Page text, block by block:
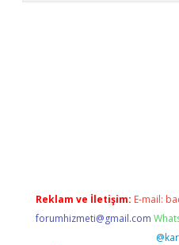
Reklam ve İletişim: E-mail:
forumhizmeti@gmail.com